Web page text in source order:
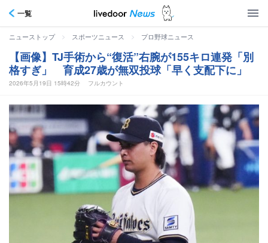
一覧
ニューストップ > スポーツニュース > プロ野球ニュース
【画像】TJ手術から“復活”右腕が155キロ連発「別
格すぎ」 育成27歳が無双投球「早く支配下に」
2026年5月19日 15時42分 フルカウント